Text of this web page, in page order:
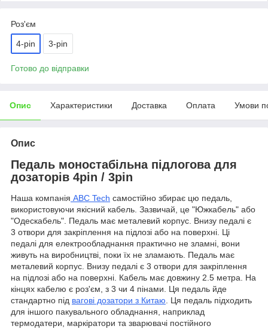
Роз'єм
4-pin 3-pin
Готово до відправки
Опис Характеристики Доставка Оплата Умови
Опис
Педаль моностабільна підлогова для
дозаторів 4pin / 3pin
Наша компанія ABC Tech самостійно збирає цю педаль,
використовуючи якісний кабель. Зазвичай, це "Южкабель" або
"Одескабель". Педаль має металевий корпус. Внизу педалі є
3 отвори для закріплення на підлозі або на поверхні. Ці
педалі для електрообладнання практично не зламні, вони
живуть на виробництві, поки їх не зламають. Педаль має
металевий корпус. Внизу педалі є 3 отвори для закріплення
на підлозі або на поверхні. Кабель має довжину 2.5 метра. На
кінцях кабелю є роз'єм, з 3 чи 4 пінами. Ця педаль йде
стандартно під вагові дозатори з Китаю. Ця педаль підходить
для іншого пакувального обладнання, наприклад
термодатери, маркіратори та зварювачі постійного